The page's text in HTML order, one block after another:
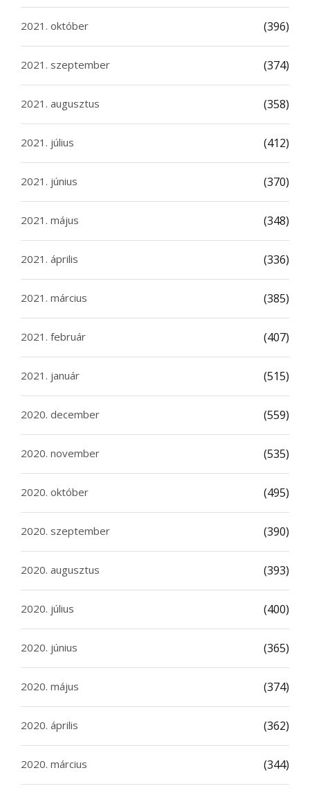
2021. október (396)
2021. szeptember (374)
2021. augusztus (358)
2021. július (412)
2021. június (370)
2021. május (348)
2021. április (336)
2021. március (385)
2021. február (407)
2021. január (515)
2020. december (559)
2020. november (535)
2020. október (495)
2020. szeptember (390)
2020. augusztus (393)
2020. július (400)
2020. június (365)
2020. május (374)
2020. április (362)
2020. március (344)